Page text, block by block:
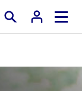
Cercar